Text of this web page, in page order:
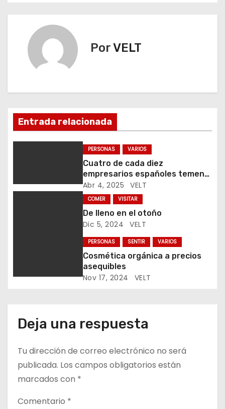
c
i
d
t
a
a
s
PorVELT
Entrada relacionada
PERSONAS VARIOS
Cuatro de cada diez
empresarios españoles temen
que los aranceles frenen su
comercio exterior
Abr 4, 2025 VELT
COMER VISITAR
De lleno en el otoño
Dic 5, 2024 VELT
PERSONAS SENTIR VARIOS
Cosmética orgánica a precios
asequibles
Nov 17, 2024 VELT
Deja una respuesta
Tu dirección de correo electrónico no será
publicada. Los campos obligatorios están
marcados con *
Comentario *